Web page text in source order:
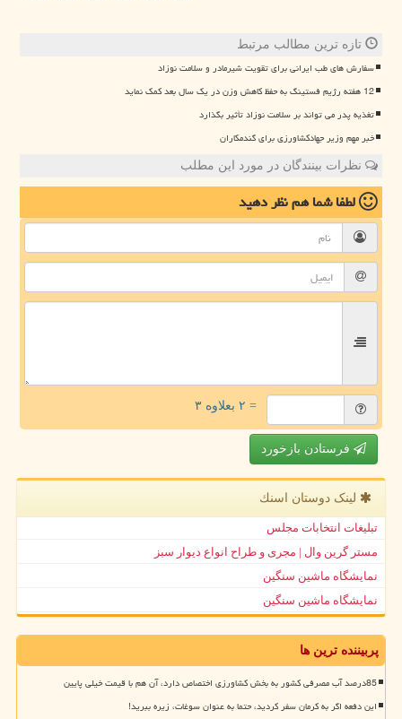
تازه ترین مطالب مرتبط
سفارش های طب ایرانی برای تقویت شیرمادر و سلامت نوزاد
12 هفته رژیم فستینگ به حفظ کاهش وزن در یک سال بعد کمک نماید
تغذیه پدر می تواند بر سلامت نوزاد تأثیر بگذارد
خبر مهم وزیر جهادکشاورزی برای گندمکاران
نظرات بینندگان در مورد این مطلب
لطفا شما همنظر دهید
= ۲ بعلاوه ۳
فرستادن بازخورد
لینک دوستان اسنك
تبلیغات انتخابات مجلس
مستر گرین وال | مجری و طراح انواع دیوار سبز
نمایشگاه ماشین سنگین
نمایشگاه ماشین سنگین
پربیننده ترین ها
85درصد آب مصرفی کشور به بخش کشاورزی اختصاص دارد، آن هم با قیمت خیلی پایین
این دفعه اگر به کرمان سفر کردید، حتما به عنوان سوغات، زیره ببرید!